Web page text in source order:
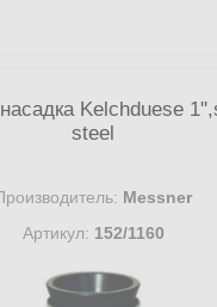
Kelchduese
steel
Messner
Артикул: 152/1160